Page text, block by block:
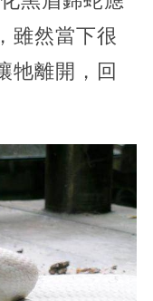
雖然當下很
牠離開，回